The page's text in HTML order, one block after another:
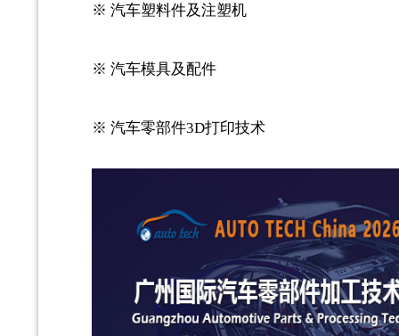
※ 汽车塑料件及注塑机
※ 汽车模具及配件
※ 汽车零部件3D打印技术